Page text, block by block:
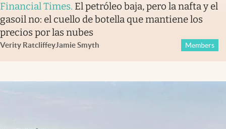
Financial Times. El petróleo baja, pero la nafta y el
gasoil no: el cuello de botella que mantiene los
precios por las nubes
Verity RatcliffeyJamie Smyth Members